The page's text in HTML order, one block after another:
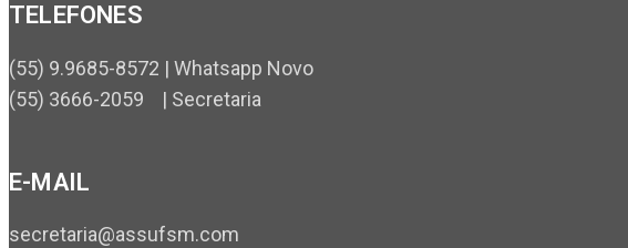
TELEFONES
(55) 9.9685-8572 | Whatsapp Novo
(55) 3666-2059 | Secretaria
E-MAIL
secretaria@assufsm.com